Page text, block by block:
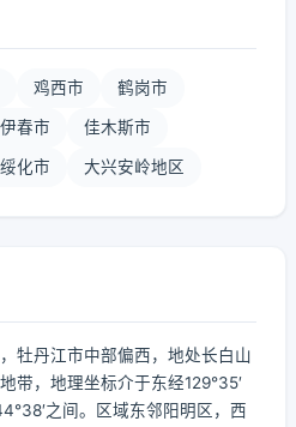
鸡西市 鹤岗市
伊春市 佳木斯市
绥化市 大兴安岭地区
牡丹江市中部偏西，地处长白山
带，地理坐标介于东经129°35′
之间。区域东邻阳明区，西